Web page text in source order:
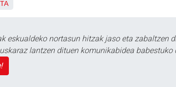
eskualdeko nortasun hitzak jaso eta zabaltzen
lantzen dituen komunikabidea babestuko